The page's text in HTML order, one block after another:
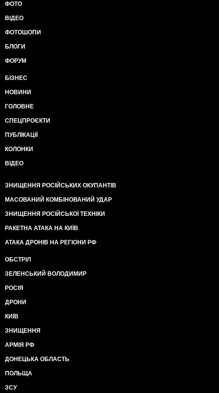
ФОТО
ВІДЕО
ФОТОШОПИ
БЛОГИ
ФОРУМ
БІЗНЕС
НОВИНИ
ГОЛОВНЕ
СПЕЦПРОЄКТИ
ПУБЛІКАЦІЇ
КОЛОНКИ
ВІДЕО
ЗНИЩЕННЯ РОСІЙСЬКИХ ОКУПАНТІВ
МАСОВАНИЙ КОМБІНОВАНИЙ УДАР
ЗНИЩЕННЯ РОСІЙСЬКОЇ ТЕХНІКИ
РАКЕТНА АТАКА НА КИЇВ
АТАКА ДРОНІВ НА РЕГІОНИ РФ
ОБСТРІЛ
ЗЕЛЕНСЬКИЙ ВОЛОДИМИР
РОСІЯ
ДРОНИ
КИЇВ
ЗНИЩЕННЯ
АРМІЯ РФ
ДОНЕЦЬКА ОБЛАСТЬ
ПОЛЬЩА
ЗСУ